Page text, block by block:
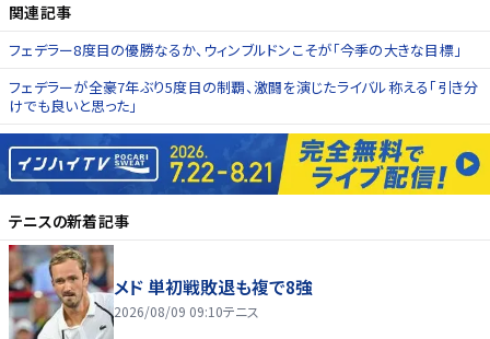
関連記事
フェデラー8度目の優勝なるか、ウィンブルドンこそが「今季の大きな目標」
フェデラーが全豪7年ぶり5度目の制覇、激闘を演じたライバル称える「引き分
けでも良いと思った」
テニスの新着記事
メド 単初戦敗退も複で8強
2026/08/09 09:10テニス